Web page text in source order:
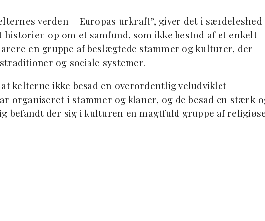
verden – Europas urkraft”, giver det i særdeleshed
op om et samfund, som ikke bestod af et enkelt
en gruppe af beslægtede stammer og kulturer, der
og sociale systemer.
kelterne ikke besad en overordentlig veludviklet
organiseret i stammer og klaner, og de besad en stærk
befandt der sig i kulturen en magtfuld gruppe af